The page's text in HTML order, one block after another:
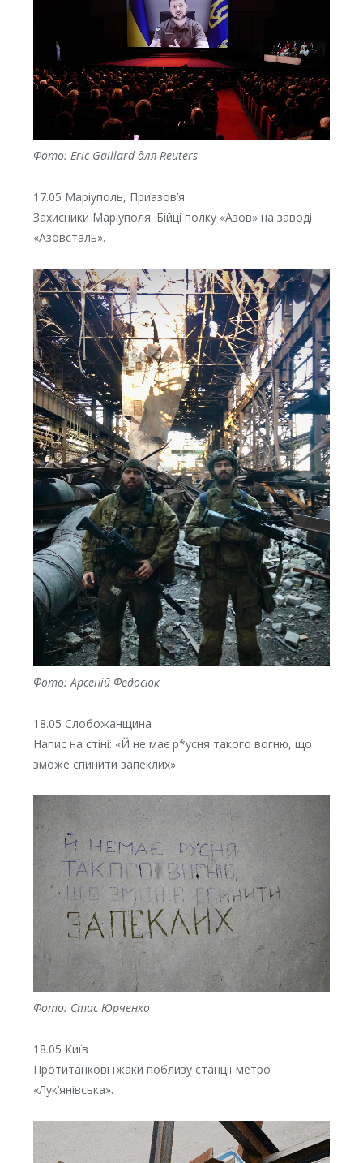
Фото: Eric Gaillard для Reuters
17.05 Маріуполь, Приазов’я
Захисники Маріуполя. Бійці полку «Азов» на заводі
«Азовсталь».
Фото: Арсеній Федосюк
18.05 Слобожанщина
Напис на стіні: «Й не має р*усня такого вогню, що
зможе спинити запеклих».
Фото: Стас Юрченко
18.05 Київ
Протитанкові їжаки поблизу станції метро
«Лук’янівська».